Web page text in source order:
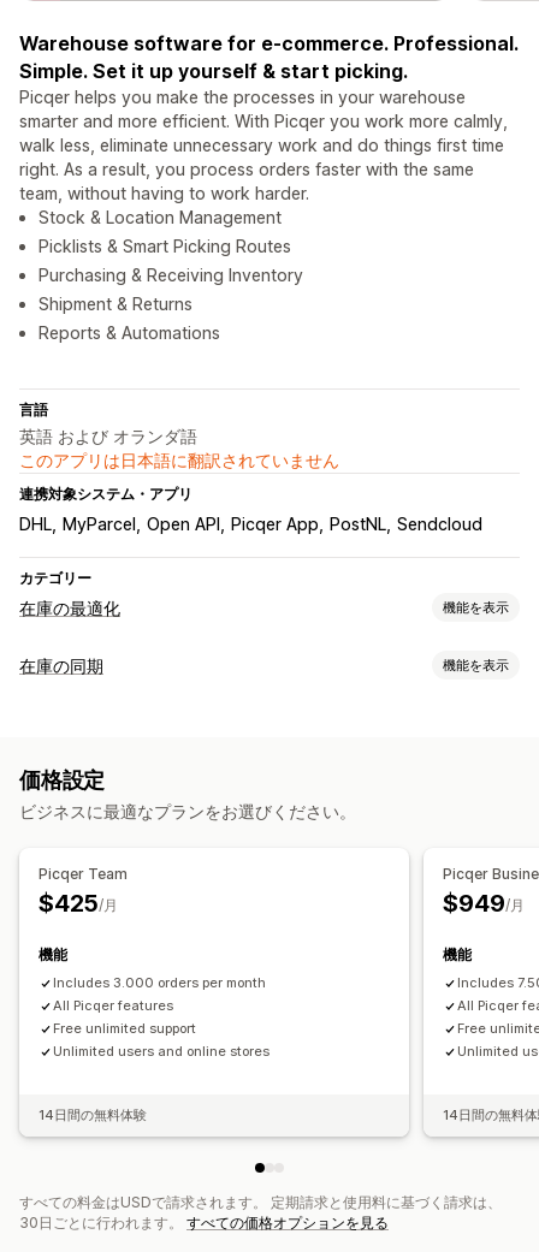
Warehouse software for e-commerce. Professional.
Simple. Set it up yourself & start picking.
Picqer helps you make the processes in your warehouse
smarter and more efficient. With Picqer you work more calmly,
walk less, eliminate unnecessary work and do things first time
right. As a result, you process orders faster with the same
team, without having to work harder.
Stock & Location Management
Picklists & Smart Picking Routes
Purchasing & Receiving Inventory
Shipment & Returns
Reports & Automations
言語
英語 および オランダ語
このアプリは日本語に翻訳されていません
連携対象システム・アプリ
DHL MyParcel Open API Picqer App PostNL Sendcloud
カテゴリー
在庫の最適化 機能を表示
在庫管理
ワークフローの自動化
バックオーダー
注文書
通知と分析
補充通知
在庫切れ通知
インサイト
メール通知
在庫の同期 機能を表示
複数ストア
データのインポートとエクスポート
パフォーマンス指標
価格設定
ビジネスに最適なプランをお選びください。
Picqer Team
$425/月
機能
Includes 3.000 orders per month
All Picqer features
Free unlimited support
Unlimited users and online stores
14日間の無料体験
Picqer
$949/月
機能
Includes
All Picqer
Free
Unlimited
14日間の無料
すべての料金はUSDで請求されます。 定期請求と使用料に基づく請求は、
30日ごとに行われます。 すべての価格オプションを見る